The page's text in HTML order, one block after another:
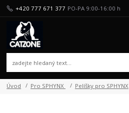
+420 777 671 377 PO-PA 9:00-16:00 h
Úvod Pro SPHYNX Pelíšky pro SPHYNX